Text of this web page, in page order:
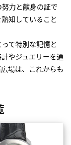
力と献身の証で
知していること
て特別な記憶と
やジュエリーを通
場は、これからも